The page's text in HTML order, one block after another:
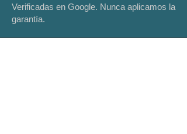
Verificadas en Google. Nunca aplicamos la
garantía.